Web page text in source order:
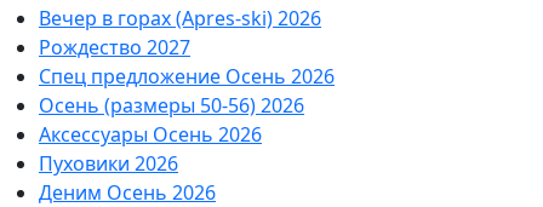
Вечер в горах (Apres-ski) 2026
Рождество 2027
Спец предложение Осень 2026
Осень (размеры 50-56) 2026
Аксессуары Осень 2026
Пуховики 2026
Деним Осень 2026